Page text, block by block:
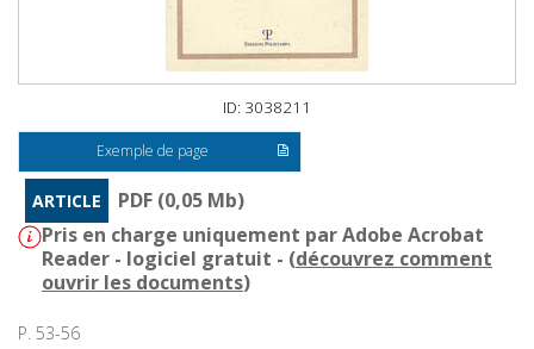
ID: 3038211
Exemple de page
ARTICLE
PDF (0,05 Mb)
Pris en charge uniquement par Adobe Acrobat
Reader - logiciel gratuit - (découvrez comment
ouvrir les documents)
P. 53-56